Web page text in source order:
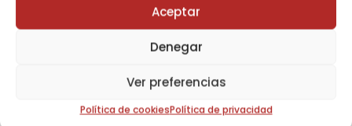
Aceptar
Denegar
Ver preferencias
Política de cookiesPolítica de privacidad
Derecho a solicitar su rectificación o supresión
(derecho al olvido). – Derecho a solicitar la
limitación de su tratamiento, y a oponerse al
datos. Para ejercer sus derechos no tiene más
acompañarla de una copia de su DNI.